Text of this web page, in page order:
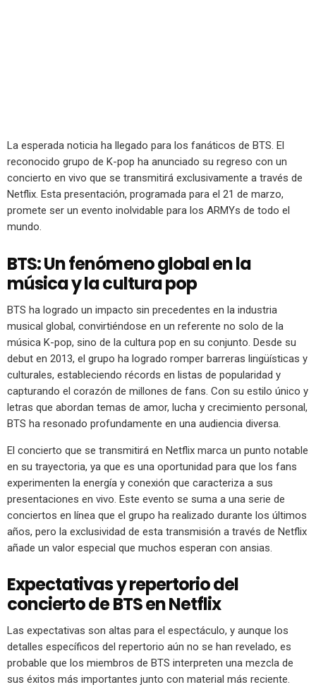
La esperada noticia ha llegado para los fanáticos de BTS. El
reconocido grupo de K-pop ha anunciado su regreso con un
concierto en vivo que se transmitirá exclusivamente a través de
Netflix. Esta presentación, programada para el 21 de marzo,
promete ser un evento inolvidable para los ARMYs de todo el
mundo.
BTS: Un fenómeno global en la
música y la cultura pop
BTS ha logrado un impacto sin precedentes en la industria
musical global, convirtiéndose en un referente no solo de la
música K-pop, sino de la cultura pop en su conjunto. Desde su
debut en 2013, el grupo ha logrado romper barreras lingüísticas y
culturales, estableciendo récords en listas de popularidad y
capturando el corazón de millones de fans. Con su estilo único y
letras que abordan temas de amor, lucha y crecimiento personal,
BTS ha resonado profundamente en una audiencia diversa.
El concierto que se transmitirá en Netflix marca un punto notable
en su trayectoria, ya que es una oportunidad para que los fans
experimenten la energía y conexión que caracteriza a sus
presentaciones en vivo. Este evento se suma a una serie de
conciertos en línea que el grupo ha realizado durante los últimos
años, pero la exclusividad de esta transmisión a través de Netflix
añade un valor especial que muchos esperan con ansias.
Expectativas y repertorio del
concierto de BTS en Netflix
Las expectativas son altas para el espectáculo, y aunque los
detalles específicos del repertorio aún no se han revelado, es
probable que los miembros de BTS interpreten una mezcla de
sus éxitos más importantes junto con material más reciente.